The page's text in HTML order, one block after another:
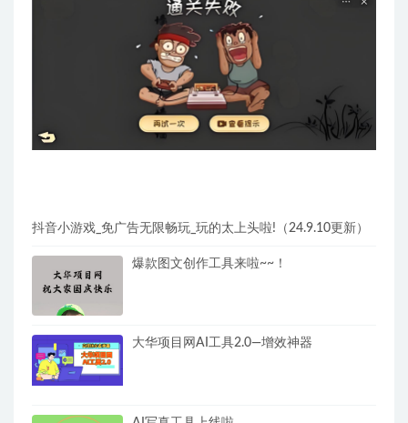
抖音小游戏_免广告无限畅玩_玩的太上头啦!（24.9.10更新）
爆款图文创作工具来啦~~！
大华项目网AI工具2.0—增效神器